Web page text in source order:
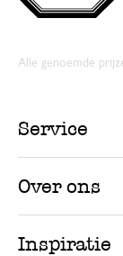
Alle genoemde
Service
Over ons
Inspiratie